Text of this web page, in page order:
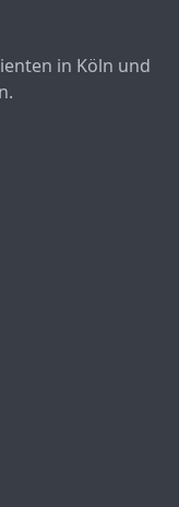
in Köln und